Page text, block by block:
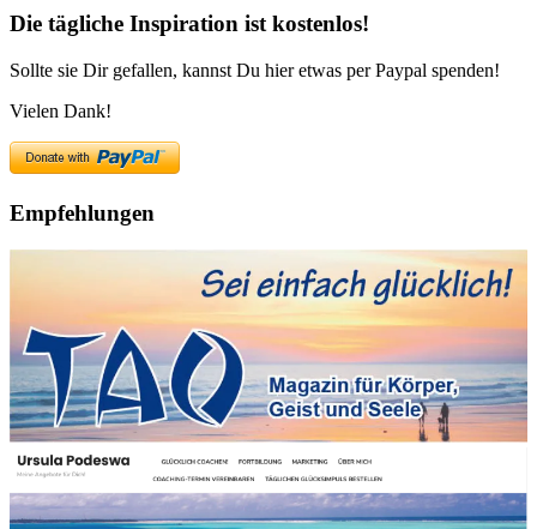
Die tägliche Inspiration ist kostenlos!
Sollte sie Dir gefallen, kannst Du hier etwas per Paypal spenden!
Vielen Dank!
Empfehlungen